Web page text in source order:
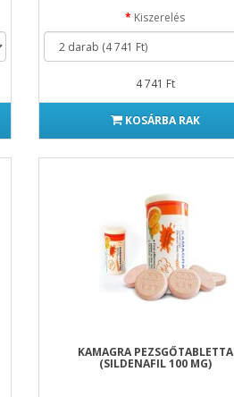
Kiszerelés
4 741 Ft
KOSÁRBA RAK
KAMAGRA PEZSGŐTABLETTA
(SILDENAFIL 100 MG)